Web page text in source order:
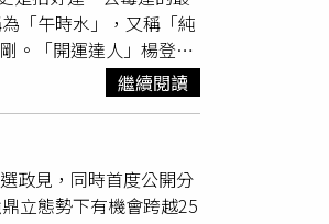
老婆二伯應該都破上億
掛急診 金佳垠遭嚴禁收
北桃「4張千萬發票」
由房子最內部向外灑
內而外掃出門外，去除
頂、臉、脖子、胸部慢
場等，感覺身體不適，
草若干，再加上一碗
來泡澡，可趨吉避
午節當天早晨7點到12
能量。6.吃粽子旺文昌
「午時水」，又稱「純
。「開運達人」楊登嵙
長青苔。命
端午節」非常特殊，丙
、地支，丙午年、甲
」；磁場極其陽剛強
或鎮宅、護身、開運，
。以下是2026年五月初
繼續閱讀
政見，同時首度公開分
立態勢下有機會跨越25